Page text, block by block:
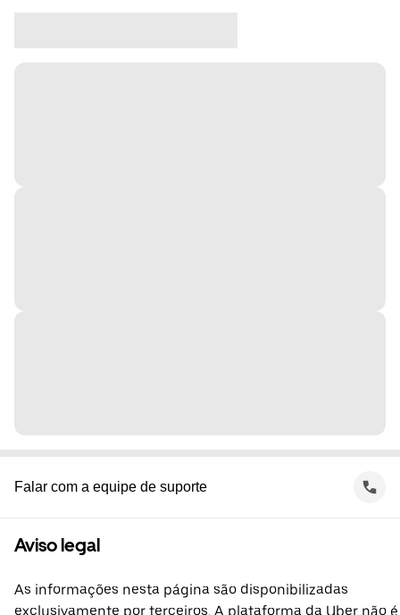
Falar com a equipe de suporte
Aviso legal
As informações nesta página são disponibilizadas
exclusivamente por terceiros. A plataforma da Uber não é